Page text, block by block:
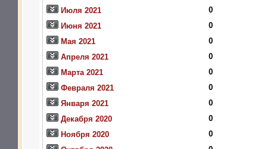
Июля 2021
0
Июня 2021
0
Мая 2021
0
Апреля 2021
0
Марта 2021
0
Февраля 2021
0
Января 2021
0
Декабря 2020
0
Ноября 2020
0